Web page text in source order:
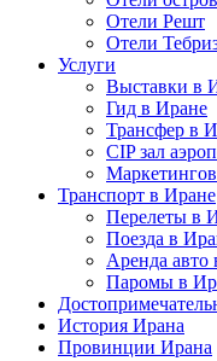
Отели Решт
Отели
Услуги
Выставки в
Гид в Иране
Трансфер в
CIP зал
Транспорт в Иране
Перелеты в
Поезда в
Аренда авто
Паромы в
История Ирана
Провинции Ирана